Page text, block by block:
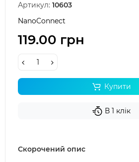
Артикул: 10603
NanoConnect
119.00 грн
Купити
В 1 клік
Скорочений опис